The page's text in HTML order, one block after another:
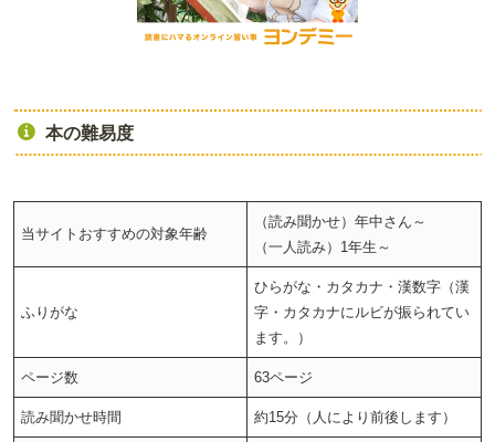
本の難易度
当サイトおすすめの対象年齢
（読み聞かせ）年中さん～
（一人読み）1年生～
ふりがな
ひらがな・カタカナ・漢数字（漢
字・カタカナにルビが振られてい
ます。）
ページ数 63ページ
読み聞かせ時間 約15分（人により前後します）